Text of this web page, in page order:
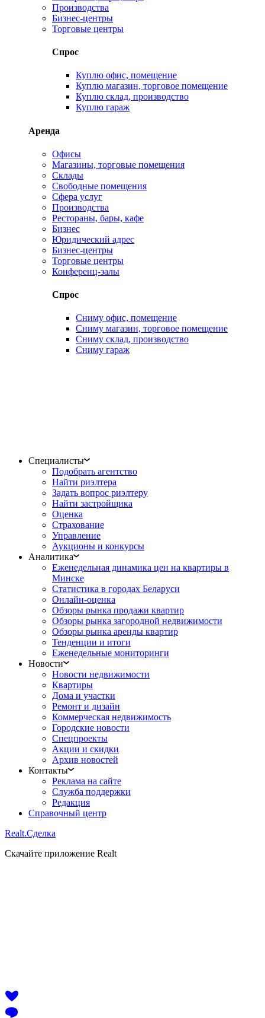
Производства
Бизнес-центры
Торговые центры
Спрос
Куплю офис, помещение
Куплю магазин, торговое помещение
Куплю склад, производство
Куплю гараж
Аренда
Офисы
Магазины, торговые помещения
Склады
Свободные помещения
Сфера услуг
Производства
Рестораны, бары, кафе
Бизнес
Юридический адрес
Бизнес-центры
Торговые центры
Конференц-залы
Спрос
Сниму офис, помещение
Сниму магазин, торговое помещение
Сниму склад, производство
Сниму гараж
Специалисты
Подобрать агентство
Найти риэлтера
Задать вопрос риэлтеру
Найти застройщика
Оценка
Страхование
Управление
Аукционы и конкурсы
Аналитика
Еженедельная динамика цен на квартиры в
Минске
Статистика в городах Беларуси
Онлайн-оценка
Обзоры рынка продажи квартир
Обзоры рынка загородной недвижимости
Обзоры рынка аренды квартир
Тенденции и итоги
Еженедельные мониторинги
Новости
Новости недвижимости
Квартиры
Дома и участки
Ремонт и дизайн
Коммерческая недвижимость
Городские новости
Спецпроекты
Акции и скидки
Архив новостей
Контакты
Реклама на сайте
Служба поддержки
Редакция
Справочный центр
Realt.Сделка
Скачайте приложение Realt